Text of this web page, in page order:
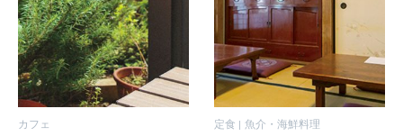
カフェ 定食 魚介・海鮮料理